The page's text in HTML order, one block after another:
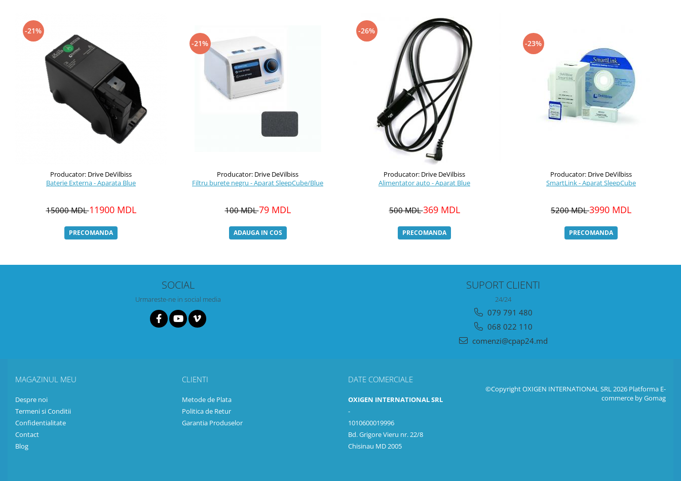
-21%
Producator: Drive DeVilbiss
Baterie Externa - Aparata Blue
15000 MDL11900 MDL
PRECOMANDA
-21%
Producator: Drive DeVilbiss
Filtru burete negru - Aparat SleepCube/Blue
100 MDL79 MDL
ADAUGA IN COS
-26%
Producator: Drive DeVilbiss
Alimentator auto - Aparat Blue
500 MDL369 MDL
PRECOMANDA
-23%
Producator: Drive DeVilbiss
SmartLink - Aparat SleepCube
5200 MDL3990 MDL
PRECOMANDA
SOCIAL
Urmareste-ne in social media
SUPORT CLIENTI
24/24
079 791 480
068 022 110
comenzi@cpap24.md
MAGAZINUL MEU
Despre noi
Termeni si Conditii
Confidentialitate
Contact
Blog
CLIENTI
Metode de Plata
Politica de Retur
Garantia Produselor
DATE COMERCIALE
OXIGEN INTERNATIONAL SRL
-
1010600019996
Bd. Grigore Vieru nr. 22/8
Chisinau MD 2005
©Copyright OXIGEN INTERNATIONAL SRL 2026 Platforma E-
commerce by Gomag